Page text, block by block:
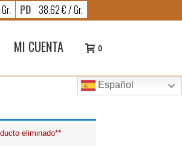
PD 38.62 € / Gr.
MI CUENTA 0
Español
eliminado**